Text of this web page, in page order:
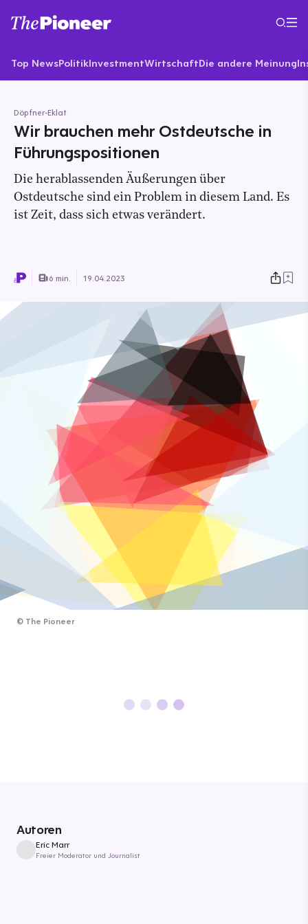
Top NewsPolitikInvestmentWirtschaftDie andere Meinung
Döpfner-Eklat
Wir brauchen mehr Ostdeutsche in
Führungspositionen
Die herablassenden Äußerungen über
Ostdeutsche sind ein Problem in diesem Land. Es
ist Zeit, dass sich etwas verändert.
6 min. 19.04.2023
© The Pioneer
Autoren
Eric Marr
Freier Moderator und Journalist